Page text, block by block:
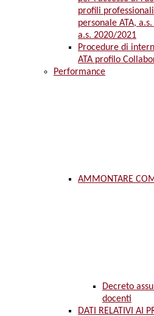
profili
personale ATA,
a.s. 2020/2021
Procedure di
ATA profilo
Performance
AMMONTARE
Decreto
docenti
DATI RELATIVI AI